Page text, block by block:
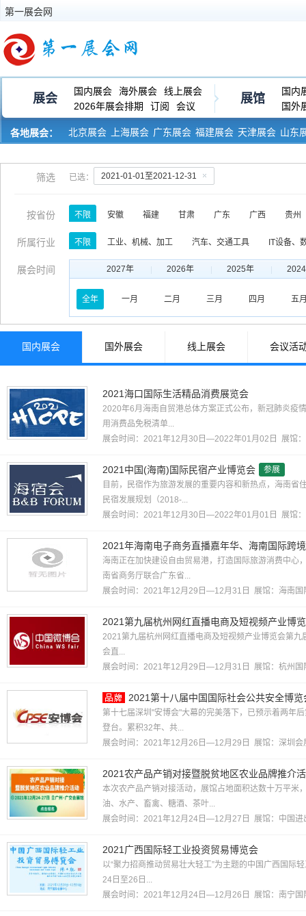
第一展会网
各地展会： 北京展会 上海展会 广东展会 福建展会 天津展会 山东
展会
国内展会 海外展会
线上展会
2026年展会排期
订阅 会议
展馆
国内
国外
筛选 已选： 2021-01-01至2021-12-31
按省份 不限 安徽 福建 甘肃 广东 广西 贵州
青海 山东 山西 陕西 四川 新疆
所属行业 不限 工业、机械、加工 汽车、交通工具 IT设备、
服饰、皮革、纺织 玩具、礼品、工艺品 生物、医药、
综合、跨行业类 其他行业
展会时间 2027年 2026年 2025年
全年 一月 二月 三月 四月 五
国内展会 国外展会 线上展会 会议活
2021海口国际生活精品消费展览会
2020年6月海南自贸港总体方案正式公布，新冠肺炎疫
用消费品免税清单...
展会时间：2021年12月30日—2022年01月02日 展馆：
2021中国(海南)国际民宿产业博览会
参展
目前，民宿作为旅游发展的重要内容和新热点，海南
民宿发展规划（2018-...
展会时间：2021年12月30日—2022年01月01日 展馆
2021年海南电子商务直播嘉年华、海南国际跨
海南正在加快建设自由贸易港，打造国际旅游消费中心
南省商务厅联合广东省...
展会时间：2021年12月29日—12月31日 展馆： 海南国
2021第九届杭州网红直播电商及短视频产业博
2021第九届杭州网红直播电商及短视频产业博览会第
会直...
展会时间：2021年12月29日—12月31日 展馆： 杭州国
2021第十八届中国国际社会公共安全博览
第十七届深圳"安博会"大幕的完美落下，已预示着两年
登台。累积32年、共...
展会时间：2021年12月26日—12月29日 展馆： 深圳会
2021农产品产销对接暨脱贫地区农业品牌推介
本次农产品产销对接活动，展馆占地面积达数十万平米
油、水产、畜禽、糖酒、茶叶...
展会时间：2021年12月24日—12月27日 展馆： 中国进
2021广西国际轻工业投资贸易博览会
以“聚力招商推动贸易壮大轻工”为主题的中国广西国际
24日至26日...
展会时间：2021年12月24日—12月26日 展馆： 南宁国